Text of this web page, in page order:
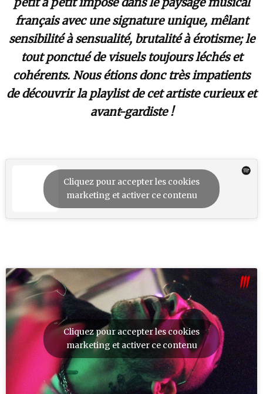
français avec une signature unique, mêlant
sensibilité à sensualité, brutalité à érotisme; le
tout ponctué de visuels toujours léchés et
cohérents. Nous étions donc très impatients
de découvrir la playlist de cet artiste curieux et
avant-gardiste !
Cliquez pour accepter les cookies
marketing et activer ce contenu
Cliquez pour accepter les cookies
marketing et activer ce contenu